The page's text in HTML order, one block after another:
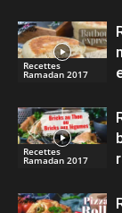
Recettes
Ramadan 2017
Recettes
Ramadan 2017